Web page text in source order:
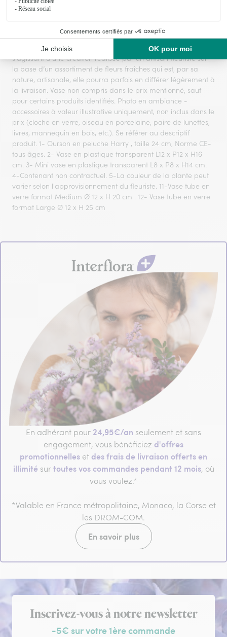
Le visuel du produit floral présenté est contractuel mais,
s'agissant d'une création réalisée par un artisan fleuriste sur
la base d’un assortiment de fleurs fraîches qui est, par sa
nature, artisanale, elle pourra parfois en différer légèrement à
la livraison. Vase non compris dans le prix mentionné, sauf
pour certains produits identifiés. Photo en ambiance -
accessoires à valeur illustrative uniquement, non inclus dans le
prix (cloche en verre, oiseau en porcelaine, paire de lunettes,
livres, mannequin en bois, etc.). Se référer au descriptif
produit. 1- Ourson en peluche Harry , taille 24 cm, Norme CE-
tous âges. 2- Vase en plastique transparent L12 x P12 x H16
cm. 3- Mini vase en plastique transparent L8 x P8 x H14 cm.
4-Contenant non contractuel. 5-La couleur de la plante peut
varier selon l'approvisionnement du fleuriste. 11-Vase tube en
verre format Medium Ø 12 x H 20 cm . 12- Vase tube en verre
format Large Ø 12 x H 25 cm
En adhérant pour 24,95€/an seulement et sans
engagement, vous bénéficiez d'offres
promotionnelles et des frais de livraison offerts en
illimité surtoutes vos commandes pendant 12 mois, où
vous voulez.*
*Valable en France métropolitaine, Monaco, la Corse et
les DROM-COM.
En savoir plus
Inscription à la newsletter
Inscrivez-vous à notre newsletter
-5€ sur votre 1ère commande